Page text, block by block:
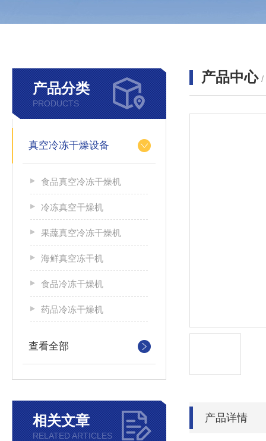
产品分类
PRODUCTS
真空冷冻干燥设备
食品真空冷冻干燥机
冷冻真空干燥机
果蔬真空冷冻干燥机
海鲜真空冻干机
食品冷冻干燥机
药品冷冻干燥机
查看全部
相关文章
RELATED ARTICLES
产品中心 /
产品详情